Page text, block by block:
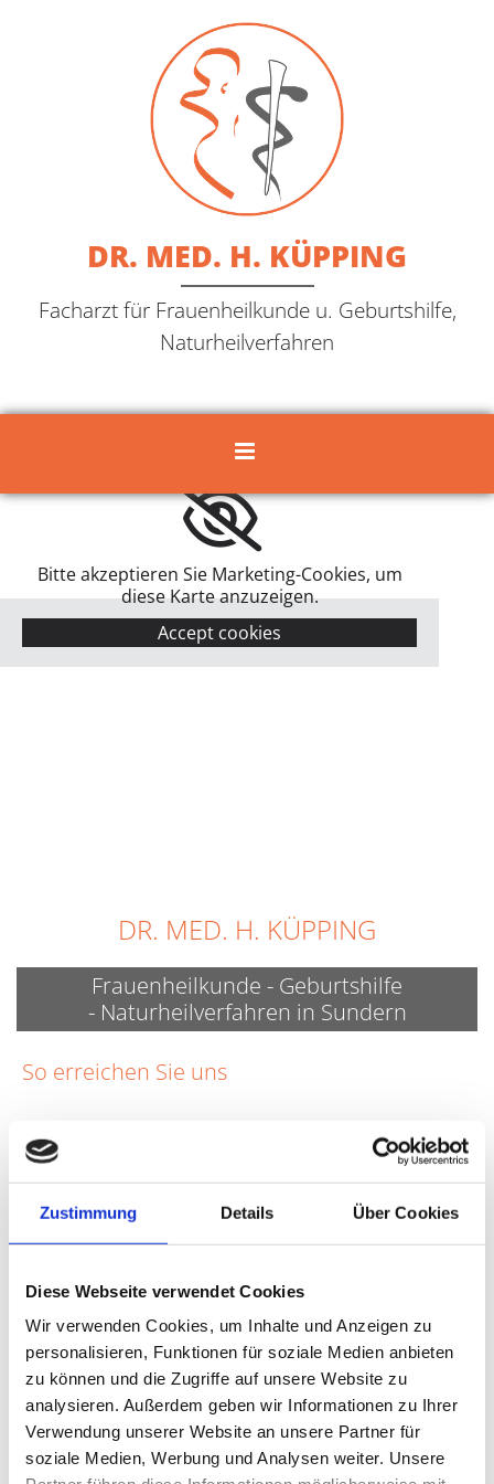
Zustimmung Details Über Cookies
Diese Webseite verwendet Cookies
Wir verwenden Cookies, um Inhalte und Anzeigen zu
personalisieren, Funktionen für soziale Medien anbieten
zu können und die Zugriffe auf unsere Website zu
analysieren. Außerdem geben wir Informationen zu Ihrer
Verwendung unserer Website an unsere Partner für
soziale Medien, Werbung und Analysen weiter. Unsere
DR. MED. H. KÜPPING
Facharzt für Frauenheilkunde u. Geburtshilfe,
Naturheilverfahren
Bitte akzeptieren Sie Marketing-Cookies, um
diese Karte anzuzeigen.
Accept cookies
DR. MED. H. KÜPPING
Frauenheilkunde - Geburtshilfe
- Naturheilverfahren in Sundern
So erreichen Sie uns
Dr.med. Heinz Küpping Facharzt für Frauenheilkunde. u.
Geburtshilfe
Hauptstr. 154
59846 Sundern
KONTAKTDATEN
Telefon:02933-6655
E-Mail:info@frauenarzt-dr-kuepping.de
SPRECHZEITEN
Montag